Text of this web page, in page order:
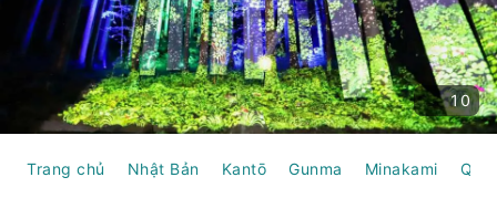
10
Trang chủ Nhật Bản Kantō Gunma Minakami